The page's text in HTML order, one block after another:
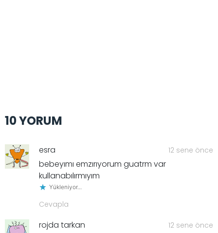
10 YORUM
esra 12 sene önce
bebeyımı emzırıyorum guatrm var
kullanabılırmıyım
Yükleniyor...
Cevapla
rojda tarkan 12 sene önce